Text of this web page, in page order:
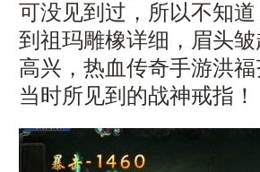
可没见到过，所以不知
到祖玛雕橡详细，眉头
高兴，热血传奇手游洪
当时所见到的战神戒指！